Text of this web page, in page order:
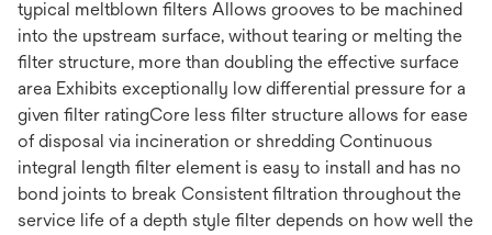
typical meltblown filters Allows grooves to be machined
into the upstream surface, without tearing or melting the
filter structure, more than doubling the effective surface
area Exhibits exceptionally low differential pressure for a
given filter ratingCore less filter structure allows for ease
of disposal via incineration or shredding Continuous
integral length filter element is easy to install and has no
bond joints to break Consistent filtration throughout the
service life of a depth style filter depends on how well the